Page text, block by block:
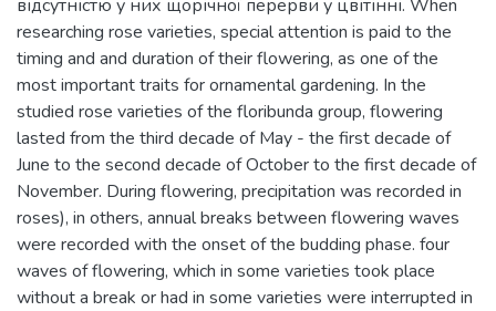
відсутністю у них щорічної перерви у цвітінні. When
researching rose varieties, special attention is paid to the
timing and and duration of their flowering, as one of the
most important traits for ornamental gardening. In the
studied rose varieties of the floribunda group, flowering
lasted from the third decade of May - the first decade of
June to the second decade of October to the first decade of
November. During flowering, precipitation was recorded in
roses), in others, annual breaks between flowering waves
were recorded with the onset of the budding phase. four
waves of flowering, which in some varieties took place
without a break or had in some varieties were interrupted in